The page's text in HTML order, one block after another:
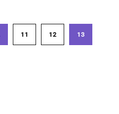
11 12 13